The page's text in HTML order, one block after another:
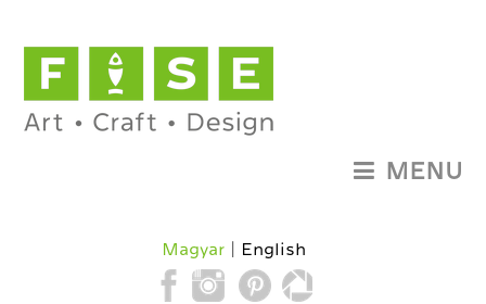
Magyar English
MENU